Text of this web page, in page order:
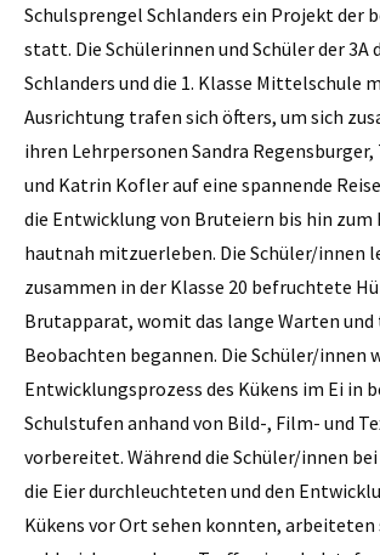
Schulsprengel Schlanders ein Projekt der
statt. Die Schülerinnen und Schüler der 3A
Schlanders und die 1. Klasse Mittelschule
Ausrichtung trafen sich öfters, um sich
ihren Lehrpersonen Sandra
und Katrin Kofler auf eine spannende
die Entwicklung von Bruteiern bis hin zum
hautnah mitzuerleben. Die Schüler/innen
zusammen in der Klasse 20 befruchtete
Brutapparat, womit das lange Warten
Beobachten begannen. Die Schüler/innen
Entwicklungsprozess des Kükens im Ei in
Schulstufen anhand von Bild-, Film- und
vorbereitet. Während die Schüler/innen
die Eier durchleuchteten und den
Kükens vor Ort sehen konnten, arbeiteten